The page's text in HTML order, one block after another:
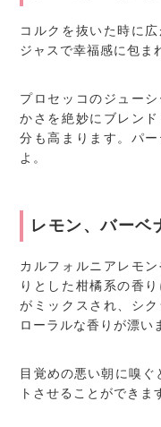
コルクを抜いた時に
ジャスで幸福感に包ま
プロセッコのジュー
かさを絶妙にブレン
分も高まります。パ
よ。
レモン、バーベ
カルフォルニアレモ
りとした柑橘系の香
がミックスされ、シ
ローラルな香りが漂い
目覚めの悪い朝に嗅
トさせることができま